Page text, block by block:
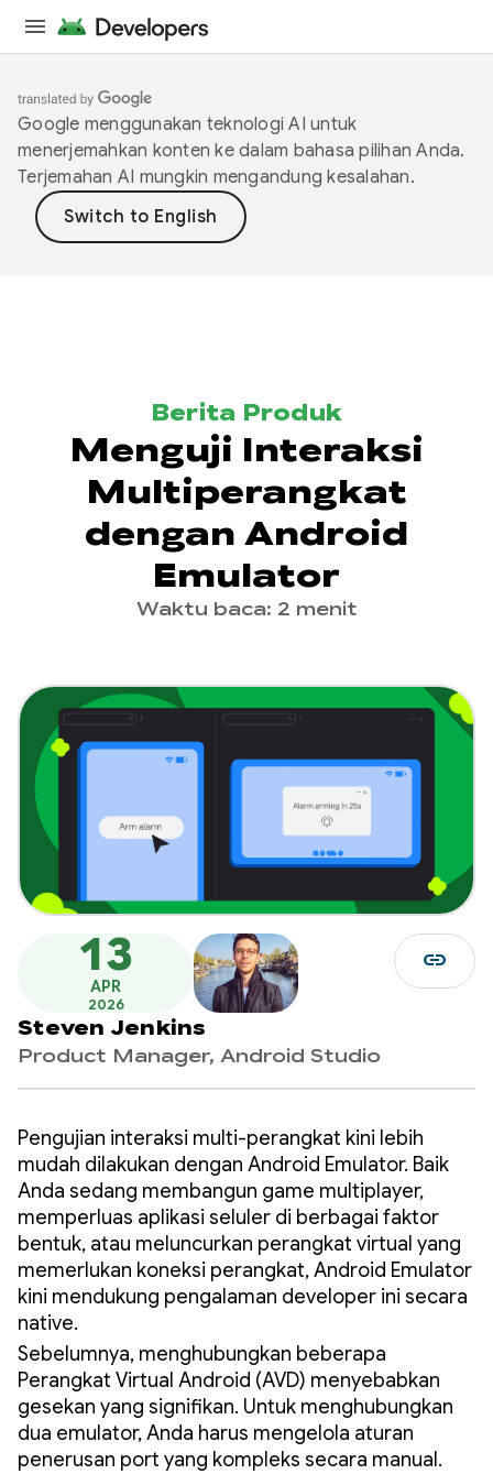
Google menggunakan teknologi AI untuk
menerjemahkan konten ke dalam bahasa pilihan Anda.
Terjemahan AI mungkin mengandung kesalahan.
Berita Produk
Menguji Interaksi
Multiperangkat
dengan Android
Emulator
Waktu baca: 2 menit
13
APR
2026
Steven Jenkins
Product Manager, Android Studio
link
Pengujian interaksi multi-perangkat kini lebih
mudah dilakukan dengan Android Emulator. Baik
Anda sedang membangun game multiplayer,
memperluas aplikasi seluler di berbagai faktor
bentuk, atau meluncurkan perangkat virtual yang
memerlukan koneksi perangkat, Android Emulator
kini mendukung pengalaman developer ini secara
native.
Sebelumnya, menghubungkan beberapa
Perangkat Virtual Android (AVD) menyebabkan
gesekan yang signifikan. Untuk menghubungkan
dua emulator, Anda harus mengelola aturan
penerusan port yang kompleks secara manual.